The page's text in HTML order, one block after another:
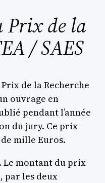
Prix de la
/ SAES
Prix de la Recherche
ouvrage en
pendant l’année
du jury. Ce prix
mille Euros.
. Le montant du prix
par les deux